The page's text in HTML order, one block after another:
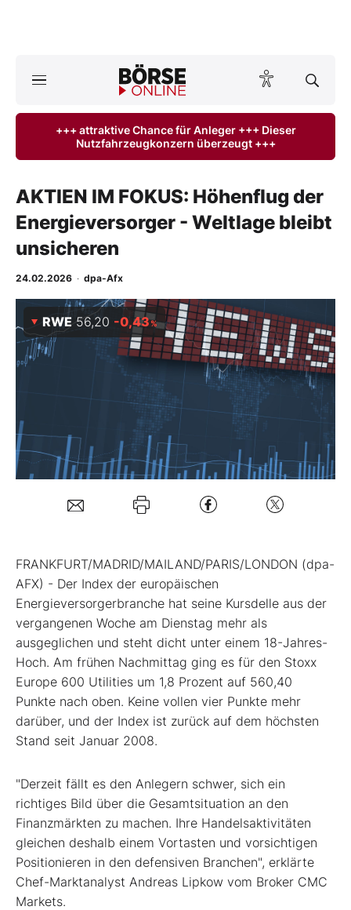
ktuelle Ausgabe BÖRSE ONLINE lesen
Finanz-Check
BO-Musterdepots
Experten
Mein Konto
+++ attraktive Chance für Anleger +++ Dieser
Nutzfahrzeugkonzern überzeugt +++
AKTIEN IM FOKUS: Höhenflug der
Energieversorger - Weltlage bleibt
unsicheren
24.02.2026 · dpa-Afx
RWE 56,20 -0,43%
FRANKFURT/MADRID/MAILAND/PARIS/LONDON (dpa-
AFX) - Der Index der europäischen
Energieversorgerbranche hat seine Kursdelle aus der
vergangenen Woche am Dienstag mehr als
ausgeglichen und steht dicht unter einem 18-Jahres-
Hoch. Am frühen Nachmittag ging es für den Stoxx
Europe 600 Utilities um 1,8 Prozent auf 560,40
Punkte nach oben. Keine vollen vier Punkte mehr
darüber, und der Index ist zurück auf dem höchsten
Stand seit Januar 2008.
"Derzeit fällt es den Anlegern schwer, sich ein
richtiges Bild über die Gesamtsituation an den
Finanzmärkten zu machen. Ihre Handelsaktivitäten
gleichen deshalb einem Vortasten und vorsichtigen
Positionieren in den defensiven Branchen", erklärte
Chef-Marktanalyst Andreas Lipkow vom Broker CMC
Markets.